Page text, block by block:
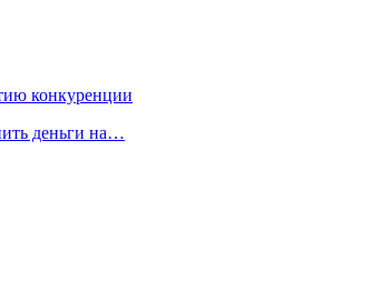
конкуренции
деньги на…